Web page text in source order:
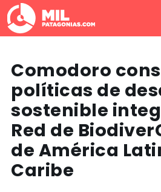
Comodoro
políticas de
sostenible
Red de
de América
Caribe